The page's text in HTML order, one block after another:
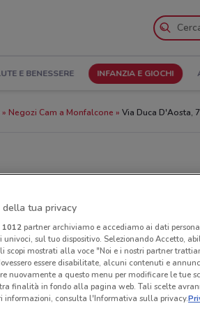
E BENESSERE INFANZIA E GIOCHI
Negozi Cam a Monfalcone Via Duca D'Aosta,
regionali o nazionali. Verifica
della tua privacy
1012partner archiviamo e accediamo ai dati
sul tuo dispositivo. Selezionando Accetto,
scopi mostrati alla voce "Noi e i nostri partner
essere disabilitate, alcuni contenuti e
nuovamente a questo menu per modificare le tue
finalità in fondo alla pagina web. Tali scelte
informazioni, consulta l'Informativa sulla privacy.